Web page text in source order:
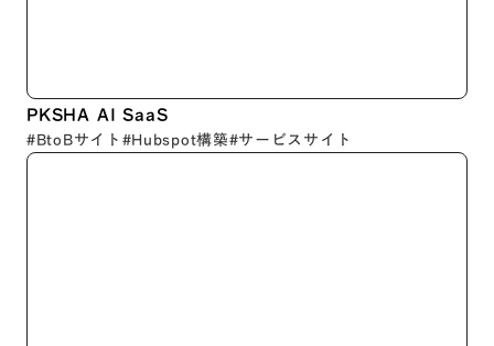
PKSHA AI SaaS
#BtoBサイト#Hubspot構築#サービスサイト